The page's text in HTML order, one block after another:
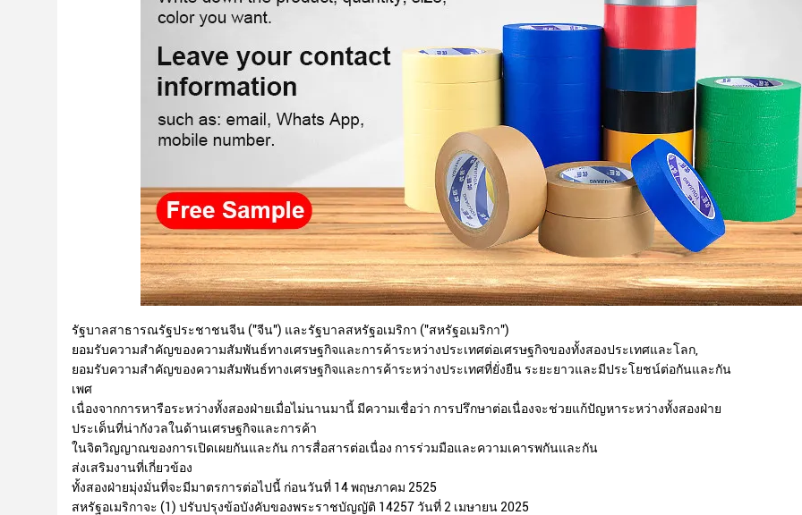
รัฐบาลสาธารณรัฐประชาชนจีน ("จีน") และรัฐบาลสหรัฐอเมริกา ("สหรัฐอเมริกา")
ยอมรับความสําคัญของความสัมพันธ์ทางเศรษฐกิจและการค้าระหว่างประเทศต่อเศรษฐกิจของทั้งสองประเทศและโลก,
ยอมรับความสําคัญของความสัมพันธ์ทางเศรษฐกิจและการค้าระหว่างประเทศที่ยั่งยืน ระยะยาวและมีประโยชน์ต่อกันและกัน
เพศ
เนื่องจากการหารือระหว่างทั้งสองฝ่ายเมื่อไม่นานมานี้ มีความเชื่อว่า การปรึกษาต่อเนื่องจะช่วยแก้ปัญหาระหว่างทั้งสองฝ่าย
ประเด็นที่น่ากังวลในด้านเศรษฐกิจและการค้า
ในจิตวิญญาณของการเปิดเผยกันและกัน การสื่อสารต่อเนื่อง การร่วมมือและความเคารพกันและกัน
ส่งเสริมงานที่เกี่ยวข้อง
ทั้งสองฝ่ายมุ่งมั่นที่จะมีมาตรการต่อไปนี้ ก่อนวันที่ 14 พฤษภาคม 2525
สหรัฐอเมริกาจะ (1) ปรับปรุงข้อบังคับของพระราชบัญญัติ 14257 วันที่ 2 เมษายน 2025